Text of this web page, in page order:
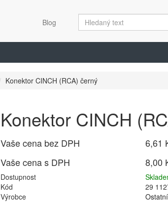
Blog
Konektor CINCH (RCA) černý
Konektor CINCH
Vaše cena bez DPH
6,61
Vaše cena s DPH
8,00
Dostupnost
Kód
29
Výrobce
Ostatní